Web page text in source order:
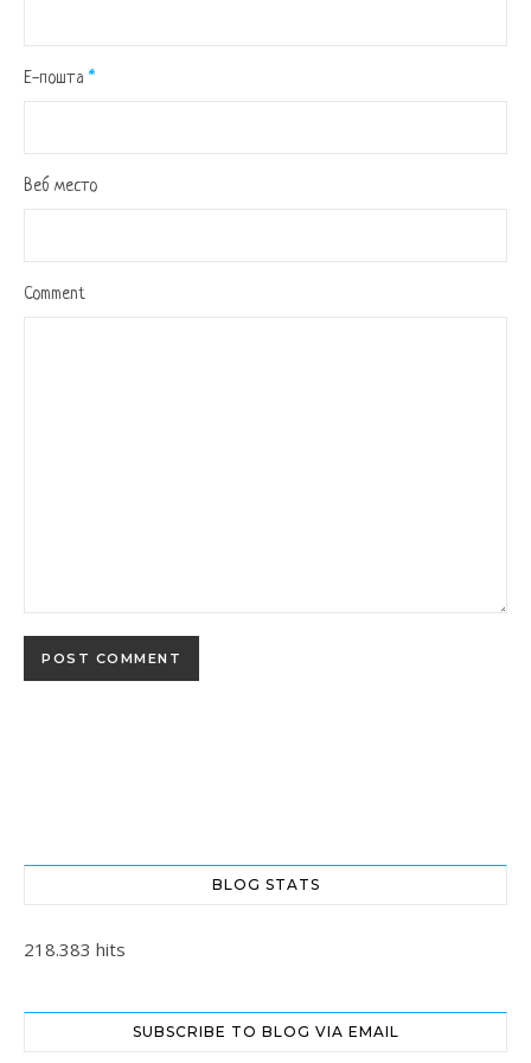
Е-пошта *
Веб место
Comment
BLOG STATS
218.383 hits
SUBSCRIBE TO BLOG VIA EMAIL